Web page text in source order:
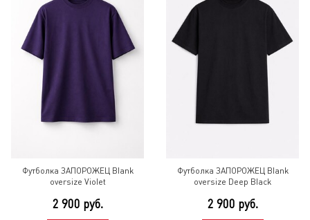
Футболка ЗАПОРОЖЕЦ Blank
oversize Violet
2 900 руб.
Футболка ЗАПОРОЖЕЦ Blank
oversize Deep Black
2 900 руб.